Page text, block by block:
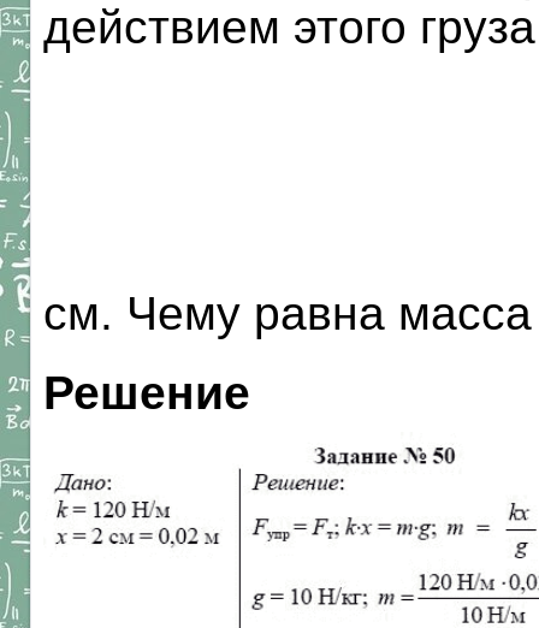
действием этого
см. Чему равна масса
Решение